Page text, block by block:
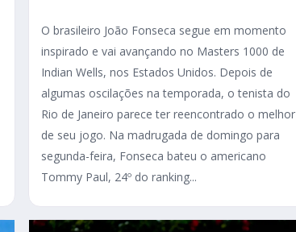
O brasileiro João Fonseca segue em momento
inspirado e vai avançando no Masters 1000 de
Indian Wells, nos Estados Unidos. Depois de
algumas oscilações na temporada, o tenista do
Rio de Janeiro parece ter reencontrado o melhor
de seu jogo. Na madrugada de domingo para
segunda-feira, Fonseca bateu o americano
Tommy Paul, 24º do ranking...